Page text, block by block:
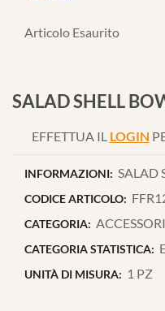
Articolo Esaurito
SALAD SHELL
EFFETTUA IL LOGIN
INFORMAZIONI: SALAD
CODICE ARTICOLO:
CATEGORIA:
CATEGORIA STATISTICA:
UNITÀ DI MISURA: 1 PZ